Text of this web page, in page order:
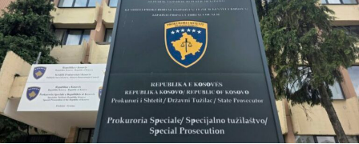
“Tani duam të inkurajojmë dinamizimin e rajonit. Ne
mendojmë se programet e zhvillimit ekonomik do të
zgjidhin problemet politike. Ne nuk kemi asnjë plan sekret,
ne duam të krijojmë vende pune dhe të ndërtojmë një rajon
ekonomikisht të qëndrueshëm, të bazuar në liri, demokraci
dhe respekt për të drejtat e njeriut,” tha Richard Grenell.